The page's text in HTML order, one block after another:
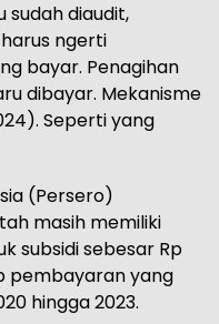
sudah diaudit,
ngerti
bayar. Penagihan
dibayar. Mekanisme
Seperti yang
(Persero)
masih memiliki
subsidi sebesar Rp
pembayaran yang
hingga 2023.